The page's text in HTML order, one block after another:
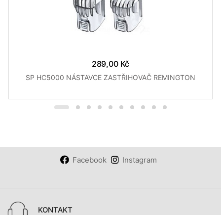
289,00 Kč
SP HC5000 NÁSTAVCE ZASTŘIHOVAČ REMINGTON
Facebook Instagram
KONTAKT